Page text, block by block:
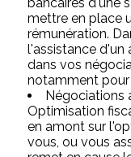
mettre en place
rémunération.
l'assistance d'un
dans vos
notamment pour
Négociations
Optimisation
en amont sur
vous, ou vous